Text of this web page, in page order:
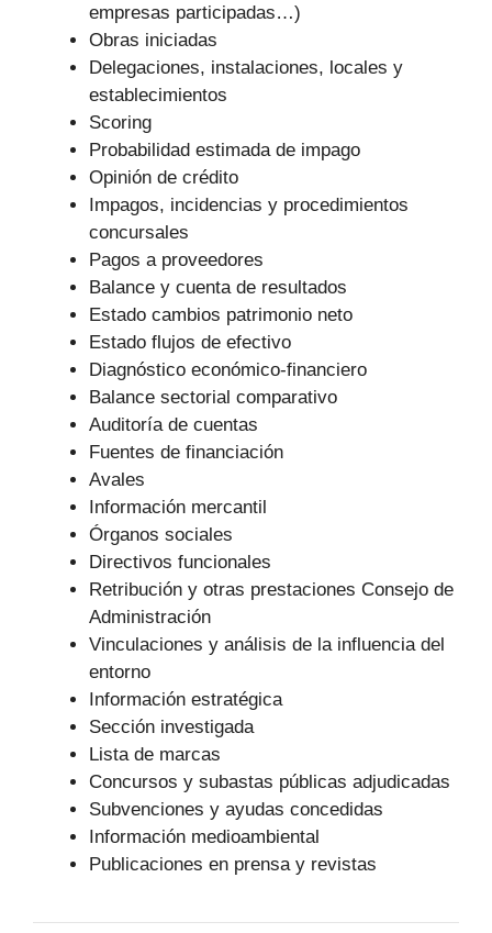
empresas participadas…)
Obras iniciadas
Delegaciones, instalaciones, locales y
establecimientos
Scoring
Probabilidad estimada de impago
Opinión de crédito
Impagos, incidencias y procedimientos
concursales
Pagos a proveedores
Balance y cuenta de resultados
Estado cambios patrimonio neto
Estado flujos de efectivo
Diagnóstico económico-financiero
Balance sectorial comparativo
Auditoría de cuentas
Fuentes de financiación
Avales
Información mercantil
Órganos sociales
Directivos funcionales
Retribución y otras prestaciones Consejo de
Administración
Vinculaciones y análisis de la influencia del
entorno
Información estratégica
Sección investigada
Lista de marcas
Concursos y subastas públicas adjudicadas
Subvenciones y ayudas concedidas
Información medioambiental
Publicaciones en prensa y revistas